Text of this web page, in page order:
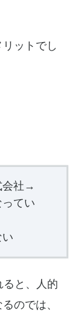
ットでし
会社→
てい
ると、人的
のでは、